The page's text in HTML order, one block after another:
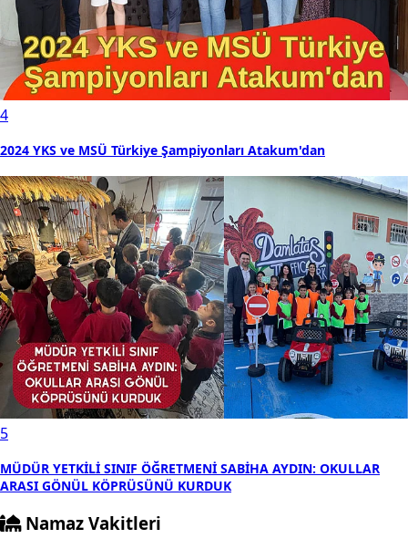
4
2024 YKS ve MSÜ Türkiye Şampiyonları Atakum'dan
5
MÜDÜR YETKİLİ SINIF ÖĞRETMENİ SABİHA AYDIN: OKULLAR
ARASI GÖNÜL KÖPRÜSÜNÜ KURDUK
Namaz Vakitleri